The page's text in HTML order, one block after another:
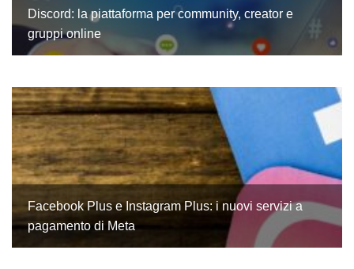
Discord: la piattaforma per community, creator e
gruppi online
Facebook Plus e Instagram Plus: i nuovi servizi a
pagamento di Meta